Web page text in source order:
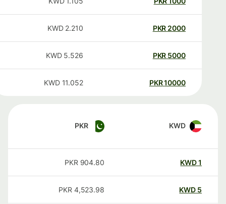
2000
PKR
2.210
KWD
5000
PKR
5.526
KWD
10000
PKR
11.052
KWD
KWD
PKR
KWD
904.80
PKR
KWD
4,523.98
PKR